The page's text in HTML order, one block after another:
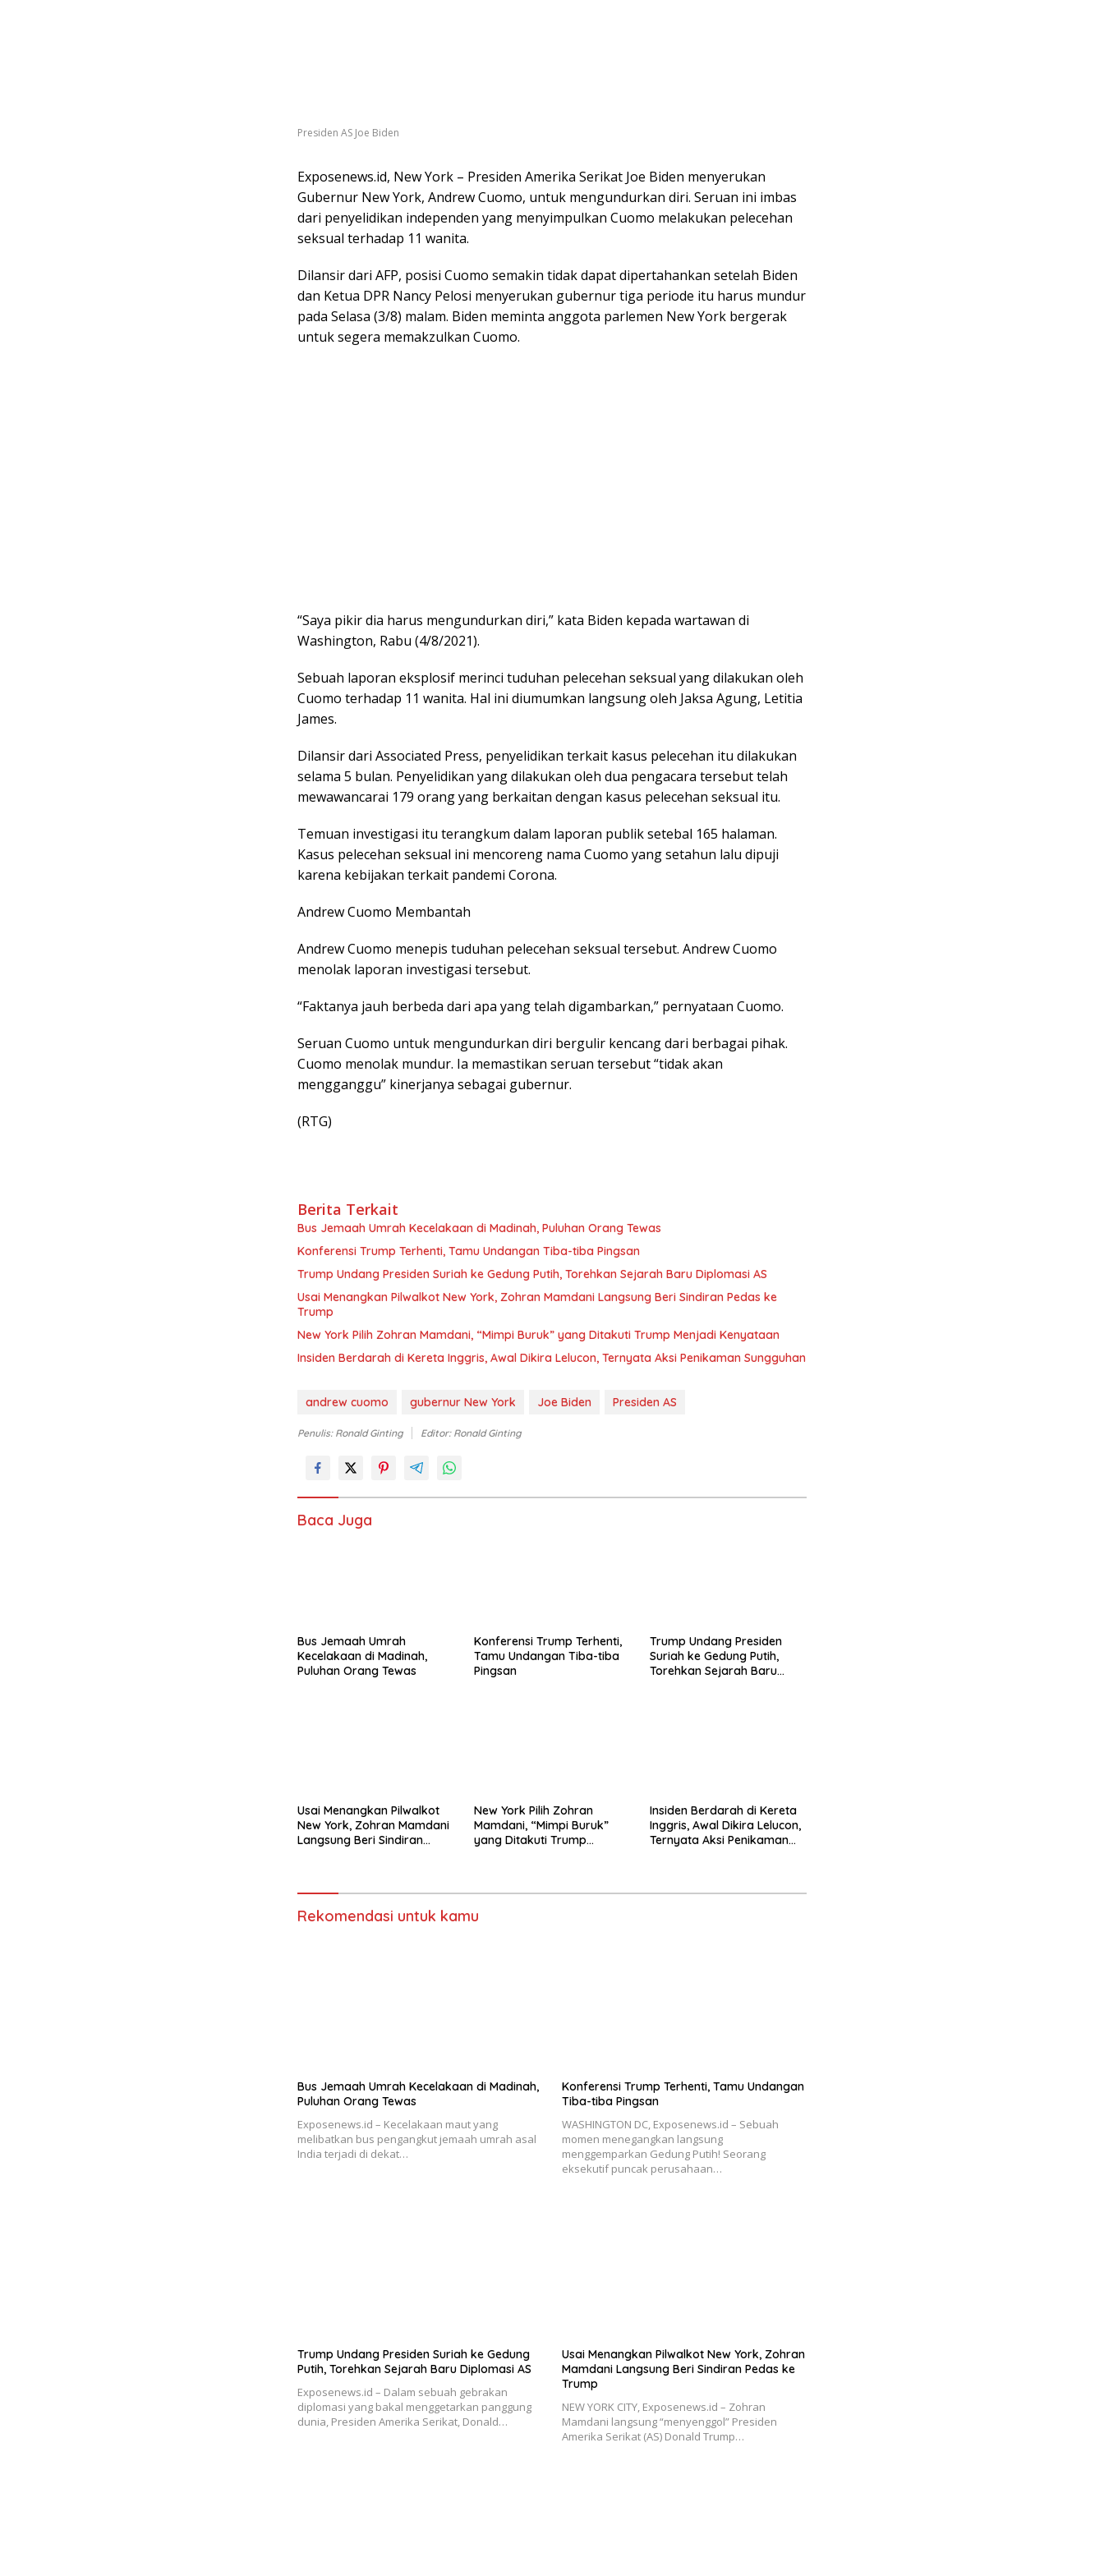
Presiden AS Joe Biden
Exposenews.id, New York – Presiden Amerika Serikat Joe Biden menyerukan
Gubernur New York, Andrew Cuomo, untuk mengundurkan diri. Seruan ini imbas
dari penyelidikan independen yang menyimpulkan Cuomo melakukan pelecehan
seksual terhadap 11 wanita.
Dilansir dari AFP, posisi Cuomo semakin tidak dapat dipertahankan setelah Biden
dan Ketua DPR Nancy Pelosi menyerukan gubernur tiga periode itu harus mundur
pada Selasa (3/8) malam. Biden meminta anggota parlemen New York bergerak
untuk segera memakzulkan Cuomo.
“Saya pikir dia harus mengundurkan diri,” kata Biden kepada wartawan di
Washington, Rabu (4/8/2021).
Sebuah laporan eksplosif merinci tuduhan pelecehan seksual yang dilakukan oleh
Cuomo terhadap 11 wanita. Hal ini diumumkan langsung oleh Jaksa Agung, Letitia
James.
Dilansir dari Associated Press, penyelidikan terkait kasus pelecehan itu dilakukan
selama 5 bulan. Penyelidikan yang dilakukan oleh dua pengacara tersebut telah
mewawancarai 179 orang yang berkaitan dengan kasus pelecehan seksual itu.
Temuan investigasi itu terangkum dalam laporan publik setebal 165 halaman.
Kasus pelecehan seksual ini mencoreng nama Cuomo yang setahun lalu dipuji
karena kebijakan terkait pandemi Corona.
Andrew Cuomo Membantah
Andrew Cuomo menepis tuduhan pelecehan seksual tersebut. Andrew Cuomo
menolak laporan investigasi tersebut.
“Faktanya jauh berbeda dari apa yang telah digambarkan,” pernyataan Cuomo.
Seruan Cuomo untuk mengundurkan diri bergulir kencang dari berbagai pihak.
Cuomo menolak mundur. Ia memastikan seruan tersebut “tidak akan
mengganggu” kinerjanya sebagai gubernur.
(RTG)
Berita Terkait
Bus Jemaah Umrah Kecelakaan di Madinah, Puluhan Orang Tewas
Konferensi Trump Terhenti, Tamu Undangan Tiba-tiba Pingsan
Trump Undang Presiden Suriah ke Gedung Putih, Torehkan Sejarah Baru Diplomasi AS
Usai Menangkan Pilwalkot New York, Zohran Mamdani Langsung Beri Sindiran Pedas ke
Trump
New York Pilih Zohran Mamdani, “Mimpi Buruk” yang Ditakuti Trump Menjadi Kenyataan
Insiden Berdarah di Kereta Inggris, Awal Dikira Lelucon, Ternyata Aksi Penikaman Sungguhan
andrew cuomo gubernur New York Joe Biden Presiden AS
Penulis: Ronald Ginting Editor: Ronald Ginting
Baca Juga
Bus Jemaah Umrah
Kecelakaan di Madinah,
Puluhan Orang Tewas
Konferensi Trump Terhenti,
Tamu Undangan Tiba-tiba
Pingsan
Trump Undang Presiden
Suriah ke Gedung Putih,
Torehkan Sejarah Baru
Usai Menangkan Pilwalkot
New York, Zohran Mamdani
Langsung Beri Sindiran
New York Pilih Zohran
Mamdani, “Mimpi Buruk”
yang Ditakuti Trump
Insiden Berdarah di Kereta
Inggris, Awal Dikira Lelucon,
Ternyata Aksi Penikaman
Rekomendasi untuk kamu
Bus Jemaah Umrah Kecelakaan di Madinah,
Puluhan Orang Tewas
Exposenews.id – Kecelakaan maut yang
melibatkan bus pengangkut jemaah umrah asal
India terjadi di dekat…
Konferensi Trump Terhenti, Tamu Undangan
Tiba-tiba Pingsan
WASHINGTON DC, Exposenews.id – Sebuah
momen menegangkan langsung
menggemparkan Gedung Putih! Seorang
eksekutif puncak perusahaan…
Trump Undang Presiden Suriah ke Gedung
Putih, Torehkan Sejarah Baru Diplomasi AS
Exposenews.id – Dalam sebuah gebrakan
diplomasi yang bakal menggetarkan panggung
dunia, Presiden Amerika Serikat, Donald…
Usai Menangkan Pilwalkot New York, Zohran
Mamdani Langsung Beri Sindiran Pedas ke
Trump
NEW YORK CITY, Exposenews.id – Zohran
Mamdani langsung “menyenggol” Presiden
Amerika Serikat (AS) Donald Trump…